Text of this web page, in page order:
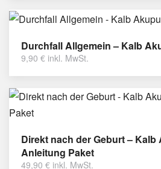
Durchfall Allgemein – Kalb
9,90 € inkl. MwSt.
Direkt nach der Geburt –
Anleitung Paket
49,90 € inkl. MwSt.